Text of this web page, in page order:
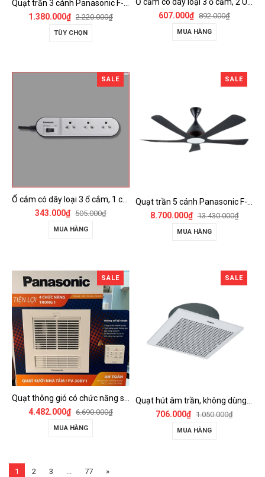
Quạt trần 3 cánh Panasonic F-60FV2
1.380.000₫ 2.220.000₫
TÙY CHỌN
607.000₫ 892.000₫
MUA HÀNG
SALE
343.000₫ 505.000₫
MUA HÀNG
SALE
Quạt trần 5 cánh Panasonic F-60DGN có đèn LED và kết nối Wireless
8.700.000₫ 13.430.000₫
MUA HÀNG
SALE
4.482.000₫ 6.690.000₫
MUA HÀNG
SALE
Quạt hút âm trần, không dùng ống dẫn Panasonic - FV-25TGU6
706.000₫ 1.050.000₫
MUA HÀNG
1 2 3 ... 77 »